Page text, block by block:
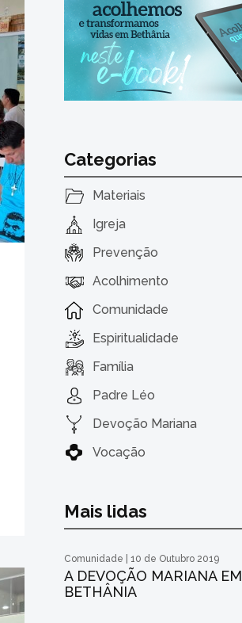
Categorias
Materiais
Igreja
Prevenção
Acolhimento
Comunidade
Espiritualidade
Família
Padre Léo
Devoção Mariana
Vocação
Mais lidas
Comunidade | 10 de Outubro 2019
A DEVOÇÃO MARIANA EM
BETHÂNIA